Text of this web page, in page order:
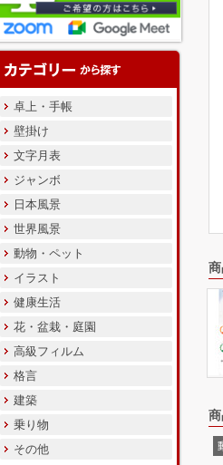
卓上・手帳
壁掛け
文字月表
ジャンボ
日本風景
世界風景
動物・ペット
イラスト
健康生活
花・盆栽・庭園
高級フィルム
格言
建築
乗り物
その他